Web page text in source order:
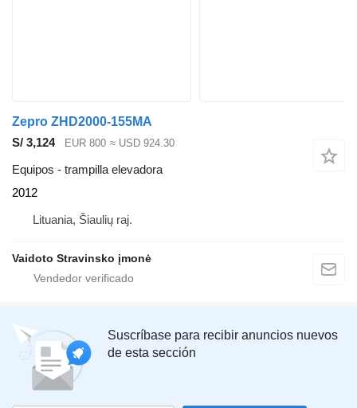
Zepro ZHD2000-155MA
S/ 3,124
EUR 800 ≈ USD 924.30
Equipos - trampilla elevadora
2012
Lituania, Šiaulių raj.
Vaidoto Stravinsko įmonė
Suscríbase para recibir anuncios nuevos
de esta sección